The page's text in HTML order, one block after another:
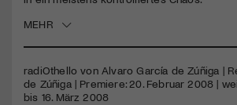
MEHR
radiOthello von Alvaro García de Zúñiga |
de Zúñiga | Premiere: 20. Februar 2008 |
bis 16. März 2008